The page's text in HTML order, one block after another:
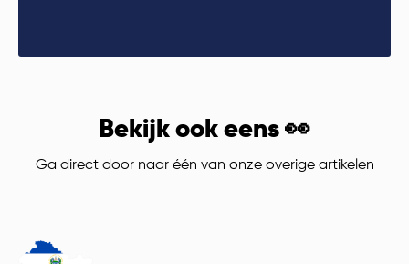
Bekijk ook eens 👀
Ga direct door naar één van onze overige artikelen